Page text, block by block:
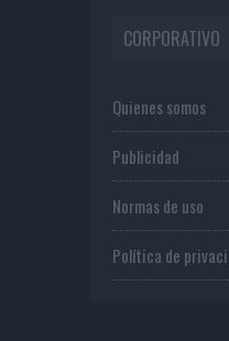
CORPORATIVO
Quienes somos
Publicidad
Normas de uso
Política de